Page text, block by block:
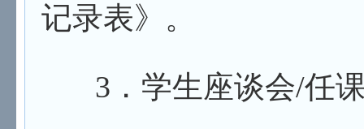
记录表》。
3 ．学生座谈会/任